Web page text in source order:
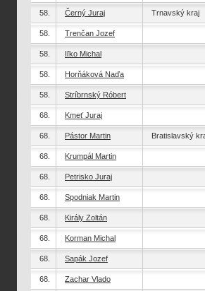
58. Černý Juraj Trnavský kraj
58. Trenčan Jozef
58. Iľko Michal
58. Horňáková Naďa
58. Stríbrnský Róbert
68. Kmeť Juraj
68. Pástor Martin Bratislavský
68. Krumpál Martin
68. Petrisko Juraj
68. Spodniak Martin
68. Király Zoltán
68. Korman Michal
68. Sapák Jozef
68. Zachar Vlado